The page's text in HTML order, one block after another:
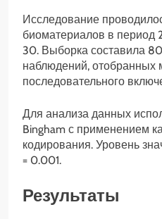
Исследование
биоматериалов в
30. Выборка составила
наблюдений, отобранных
последовательного
Для анализа данных
Bingham с применением
кодирования. Уровень
= 0.001.
Результаты